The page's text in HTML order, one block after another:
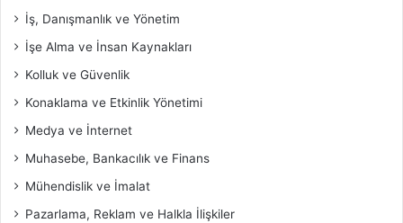
İş, Danışmanlık ve Yönetim
İşe Alma ve İnsan Kaynakları
Kolluk ve Güvenlik
Konaklama ve Etkinlik Yönetimi
Medya ve İnternet
Muhasebe, Bankacılık ve Finans
Mühendislik ve İmalat
Pazarlama, Reklam ve Halkla İlişkiler